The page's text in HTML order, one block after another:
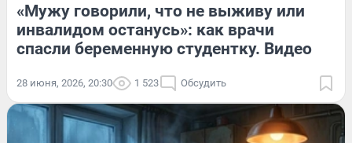
«Мужу говорили, что не выживу или
инвалидом останусь»: как врачи
спасли беременную студентку. Видео
28 июня, 2026, 20:30 1 523 Обсудить